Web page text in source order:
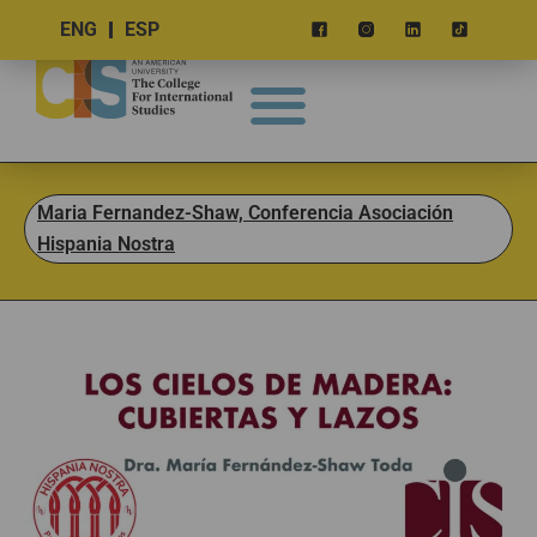
ENG ESP
Maria Fernandez-Shaw, Conferencia Asociación
Hispania Nostra